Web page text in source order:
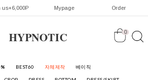
us+6,000P Mypage Order
HYPNOTIC 0
BEST60 자체제작 베이직